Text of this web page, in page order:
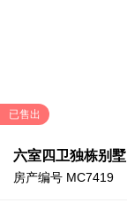
已售出
六室四卫独栋别墅
房产编号 MC7419